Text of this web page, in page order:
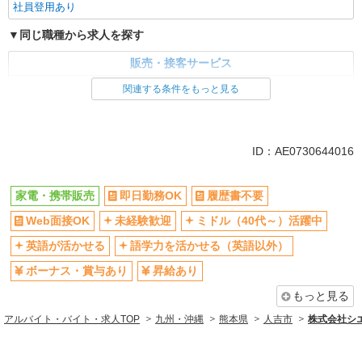
社員登用あり
同じ職種から求人を探す
販売・接客サービス
日払い
車通勤OK
交通費支給
社会保険あり
社員登用あり
関連する条件をもっと見る
ID：AE0730644016
家電・携帯販売 即日勤務OK
履歴書不要
Web面接OK
未経験歓迎
ミドル（40代～）活躍中
英語が活かせる
語学力を活かせる（英語以外）
ボーナス・賞与あり
昇給あり
もっと見る
アルバイト・バイト・求人TOP 九州・沖縄 熊本県 人吉市 株式会社シ